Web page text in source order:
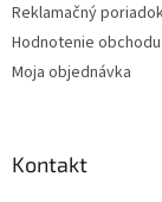
Reklamačný
Hodnotenie obchodu
Moja objednávka
Kontakt